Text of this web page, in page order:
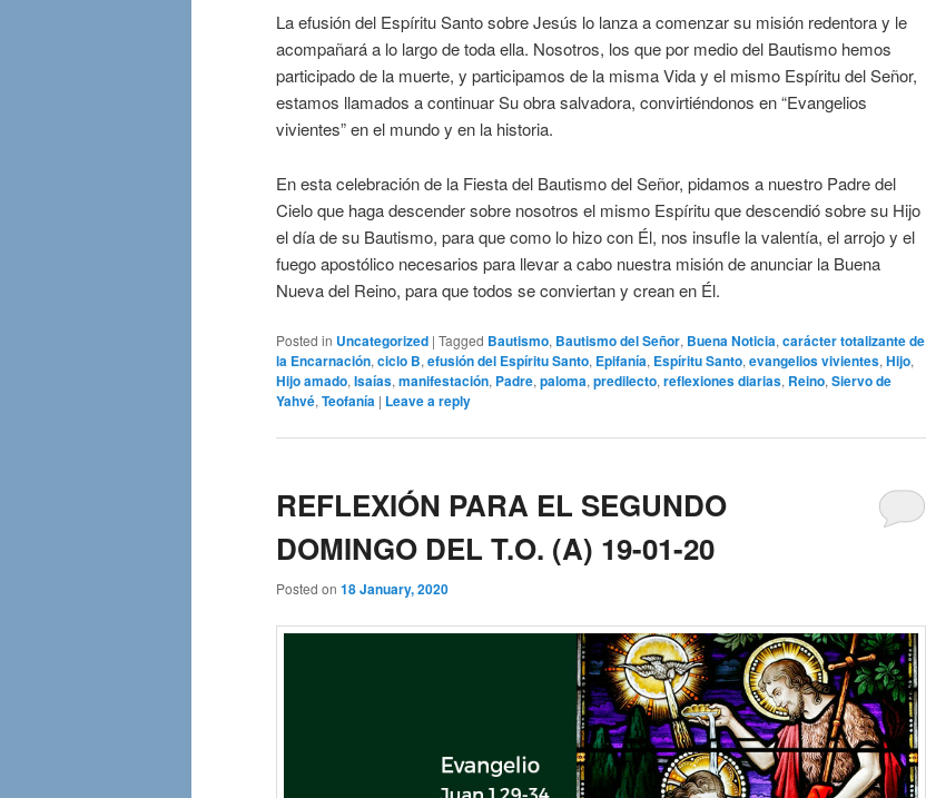
La efusión del Espíritu Santo sobre Jesús lo lanza a comenzar su misión redentora y le
acompañará a lo largo de toda ella. Nosotros, los que por medio del Bautismo hemos
participado de la muerte, y participamos de la misma Vida y el mismo Espíritu del Señor,
estamos llamados a continuar Su obra salvadora, convirtiéndonos en “Evangelios
vivientes” en el mundo y en la historia.
En esta celebración de la Fiesta del Bautismo del Señor, pidamos a nuestro Padre del
Cielo que haga descender sobre nosotros el mismo Espíritu que descendió sobre su Hijo
el día de su Bautismo, para que como lo hizo con Él, nos insufle la valentía, el arrojo y el
fuego apostólico necesarios para llevar a cabo nuestra misión de anunciar la Buena
Nueva del Reino, para que todos se conviertan y crean en Él.
Posted in Uncategorized | Tagged Bautismo, Bautismo del Señor, Buena Noticia, carácter totalizante de
la Encarnación, ciclo B, efusión del Espíritu Santo, Epifanía, Espíritu Santo, evangelios vivientes, Hijo,
Hijo amado, Isaías, manifestación, Padre, paloma, predilecto, reflexiones diarias, Reino, Siervo de
Yahvé, Teofanía | Leave a reply
REFLEXIÓN PARA EL SEGUNDO
DOMINGO DEL T.O. (A) 19-01-20
Posted on 18 January, 2020